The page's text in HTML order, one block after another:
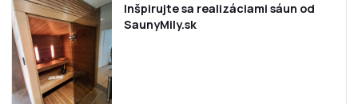
Inšpirujte sa realizáciami sáun od
SaunyMily.sk